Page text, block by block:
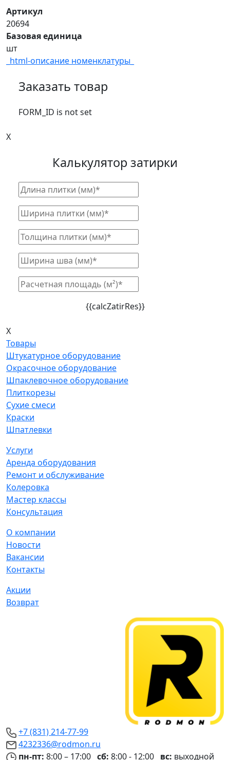
Артикул
20694
Базовая единица
шт
_html-описание номенклатуры_
Заказать товар
FORM_ID is not set
X
Калькулятор затирки
{{calcZatirRes}}
X
Товары
Штукатурное оборудование
Окрасочное оборудование
Шпаклевочное оборудование
Плиткорезы
Сухие смеси
Краски
Шпатлевки
Услуги
Аренда оборудования
Ремонт и обслуживание
Колеровка
Мастер классы
Консультация
О компании
Новости
Вакансии
Контакты
Акции
Возврат
+7 (831) 214-77-99
4232336@rodmon.ru
пн-пт: 8:00 – 17:00 сб: 8:00 - 12:00 вс: выходной